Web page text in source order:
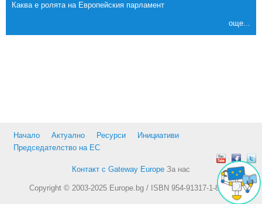
Каква е ролята на Европейския парламент
още...
Начало Актуално Ресурси
Инициативи
Председателство на ЕС
Контакт с Gateway Europe За нас
Copyright © 2003-2025 Europe.bg / ISBN 954-91317-1-8